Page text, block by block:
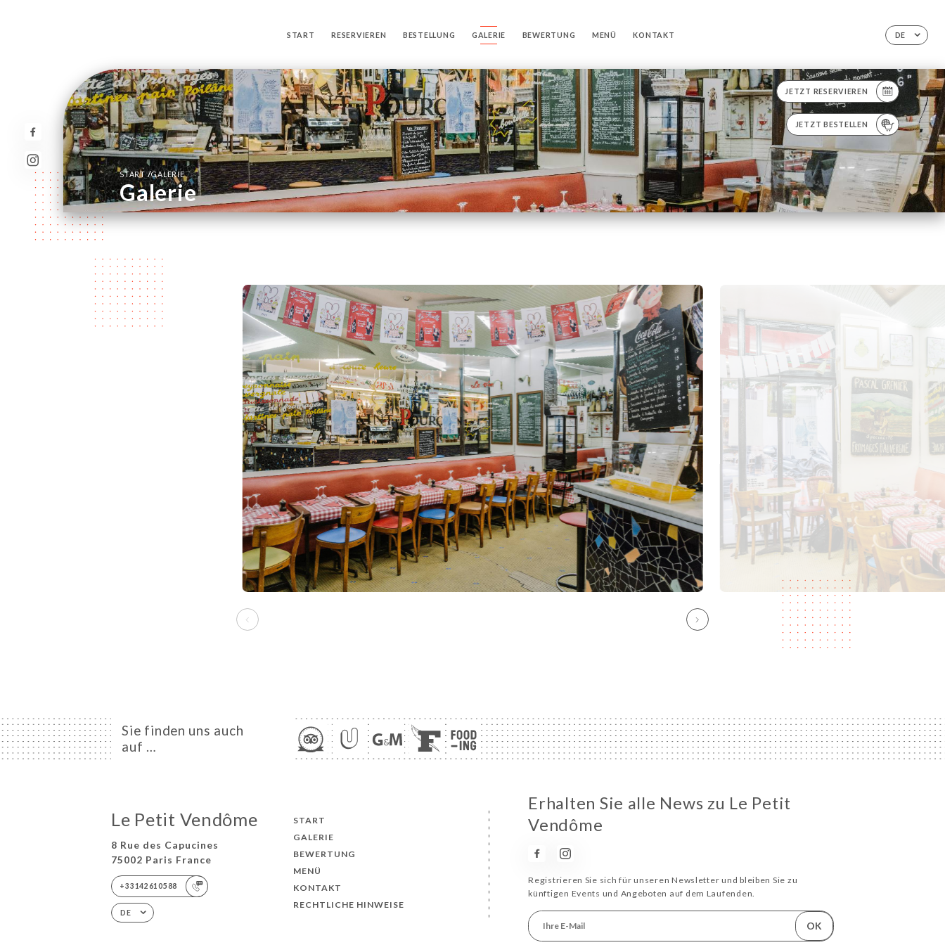
DE
START RESERVIEREN BESTELLUNG GALERIE BEWERTUNG MENÜ KONTAKT
JETZT RESERVIEREN
JETZT BESTELLEN
START/GALERIE
Galerie
Sie finden uns auch
auf …
Le Petit Vendôme
8 Rue des Capucines
75002 Paris France
+33142610588
DE
START
GALERIE
BEWERTUNG
MENÜ
KONTAKT
RECHTLICHE HINWEISE
Erhalten Sie alle News zu Le Petit
Vendôme
Registrieren Sie sich für unseren Newsletter und bleiben Sie zu
künftigen Events und Angeboten auf dem Laufenden.
OK